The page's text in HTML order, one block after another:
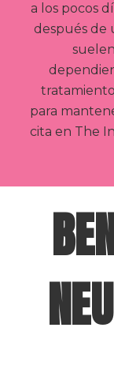
a los pocos
después de
para
cita en The